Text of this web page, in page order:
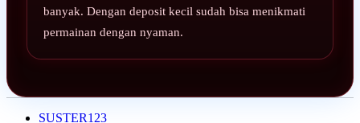
banyak. Dengan deposit kecil sudah bisa menikmati
permainan dengan nyaman.
SUSTER123